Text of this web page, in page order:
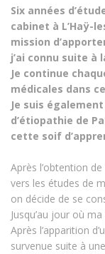
Six années
cabinet à L’Haÿ-
mission
j’ai connu suite à
Je continue
médicales dans
Je suis
d’étiopathie de
cette soif
Après l’obtention
vers les études de
on décide de se
Jusqu’au jour où
Après l’apparition d’
survenue suite à